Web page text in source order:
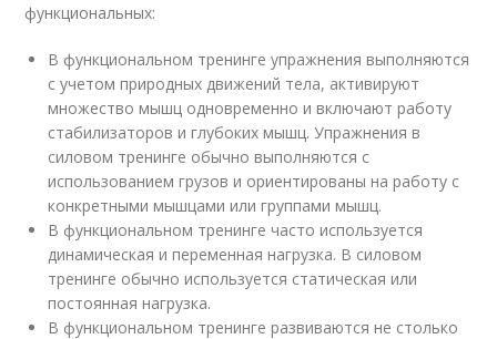
функциональных:
В функциональном тренинге упражнения выполняются
с учетом природных движений тела, активируют
множество мышц одновременно и включают работу
стабилизаторов и глубоких мышц. Упражнения в
силовом тренинге обычно выполняются с
использованием грузов и ориентированы на работу с
конкретными мышцами или группами мышц.
В функциональном тренинге часто используется
динамическая и переменная нагрузка. В силовом
тренинге обычно используется статическая или
постоянная нагрузка.
В функциональном тренинге развиваются не столько